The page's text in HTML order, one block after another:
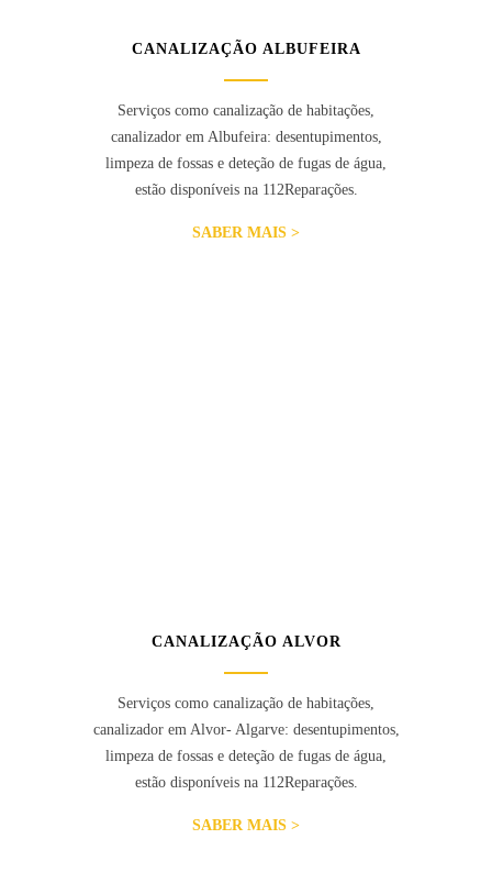
CANALIZAÇÃO ALBUFEIRA
Serviços como canalização de habitações,
canalizador em Albufeira: desentupimentos,
limpeza de fossas e deteção de fugas de água,
estão disponíveis na 112Reparações.
SABER MAIS >
CANALIZAÇÃO ALVOR
Serviços como canalização de habitações,
canalizador em Alvor- Algarve: desentupimentos,
limpeza de fossas e deteção de fugas de água,
estão disponíveis na 112Reparações.
SABER MAIS >